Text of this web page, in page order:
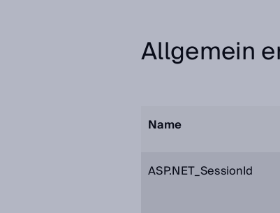
Allgemein
Name
ASP.NET_SessionId